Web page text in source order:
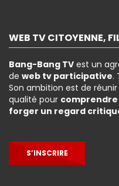
WEB TV CITOYENNE,
Bang-Bang TV est un
de web tv participative.
Son ambition est de
qualité pour comprendre
forger un regard
S’INSCRIRE